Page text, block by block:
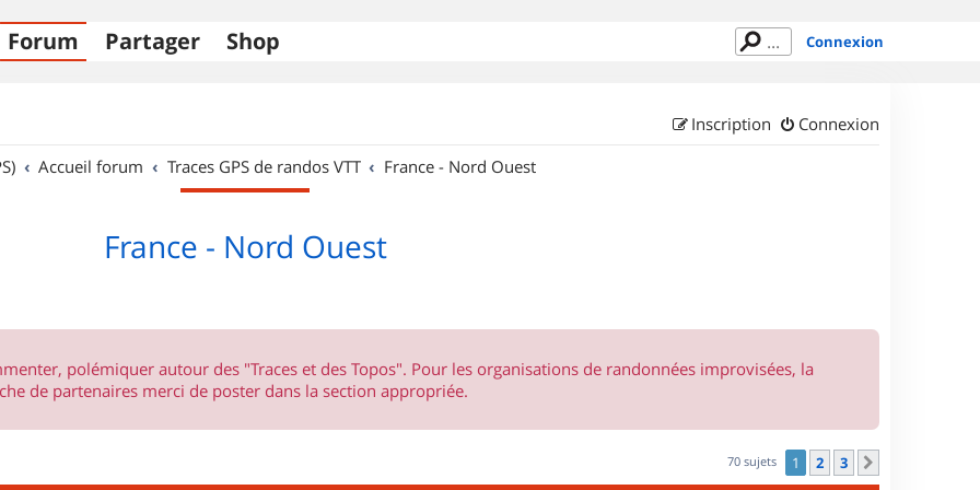
Forum Partager Shop Connexion
Connexion
Inscription
Accueil forum Traces GPS de randos VTT France - Nord Ouest
France - Nord Ouest
polémiquer autour des "Traces et des Topos". Pour les organisations de randonnées improvisées, la
de partenaires merci de poster dans la section appropriée.
70 sujets 1 2 3